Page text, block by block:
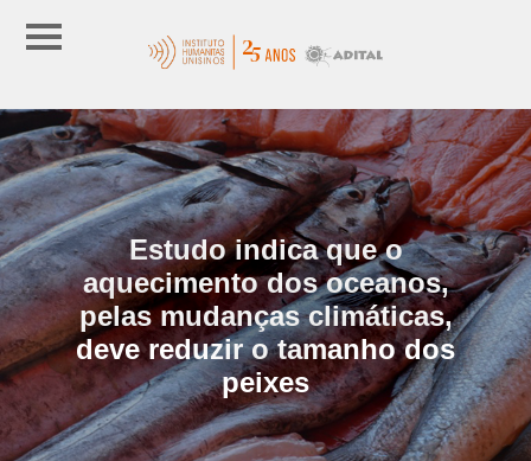
Estudo indica que o
aquecimento dos oceanos,
pelas mudanças climáticas,
deve reduzir o tamanho dos
peixes